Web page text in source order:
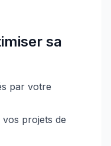
sa
par votre
projets de